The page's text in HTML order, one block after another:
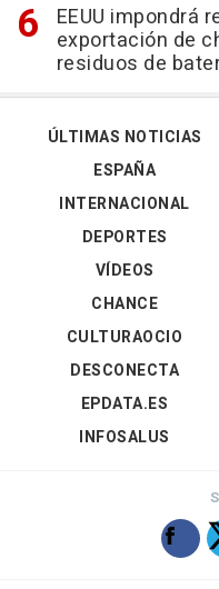
EEUU impondrá
exportación de
residuos de
ÚLTIMAS NOTICIAS
ESPAÑA
INTERNACIONAL
DEPORTES
VÍDEOS
CHANCE
CULTURAOCIO
DESCONECTA
EPDATA.ES
INFOSALUS